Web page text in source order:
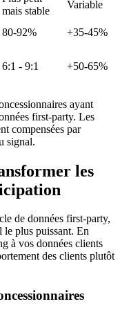
mais stable
Variable
80-92%
+35-45%
6:1 - 9:1 +50-65%
ayant
first-party. Les
compensées par
signal.
les
de données first-party,
plus puissant. En
à vos données clients
des clients plutôt